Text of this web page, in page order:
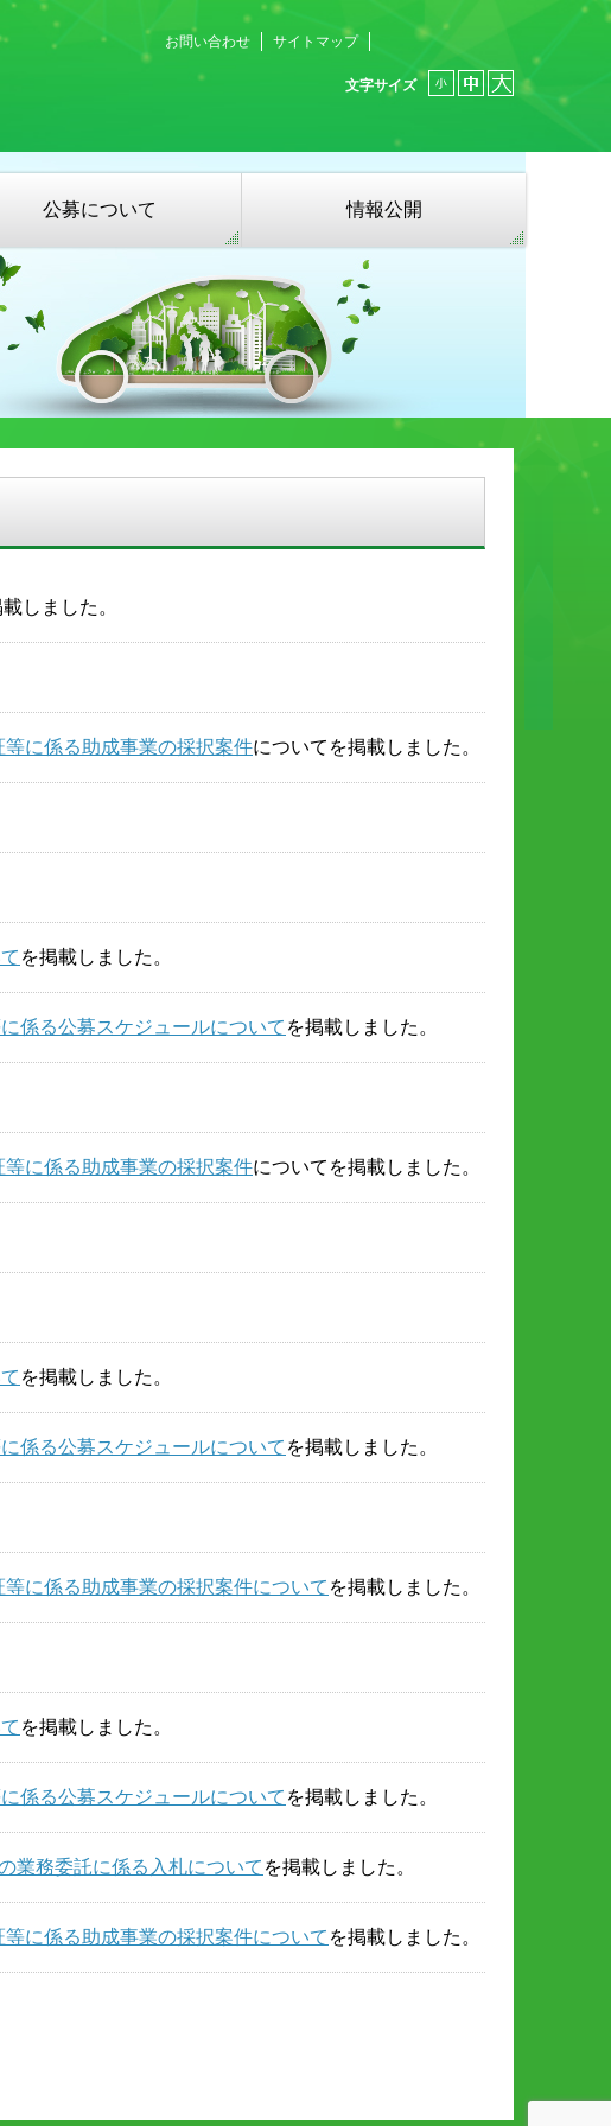
お問い合わせ サイトマップ
文字サイズ
公募について 情報公開
しました。
等に係る助成事業の採択案件についてを掲載しました。
を掲載しました。
係る公募スケジュールについて を掲載しました。
に係る助成事業の採択案件についてを掲載しました。
を掲載しました。
係る公募スケジュールについて を掲載しました。
に係る助成事業の採択案件について を掲載しました。
を掲載しました。
係る公募スケジュールについて を掲載しました。
業務委託に係る入札について を掲載しました。
に係る助成事業の採択案件について を掲載しました。